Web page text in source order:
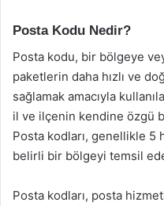
Posta Kodu Nedir?
Posta kodu, bir bölgeye
paketlerin daha hızlı ve
sağlamak amacıyla
il ve ilçenin kendine özgü
Posta kodları, genellikle 5
belirli bir bölgeyi temsil
Posta kodları, posta